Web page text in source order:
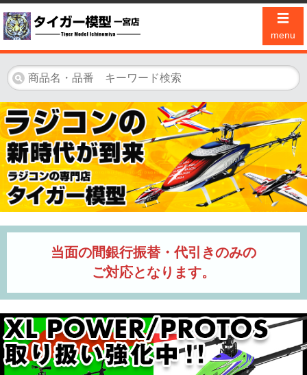
☰
menu
当面の間銀行振替・代引きのみの
ご対応となります。